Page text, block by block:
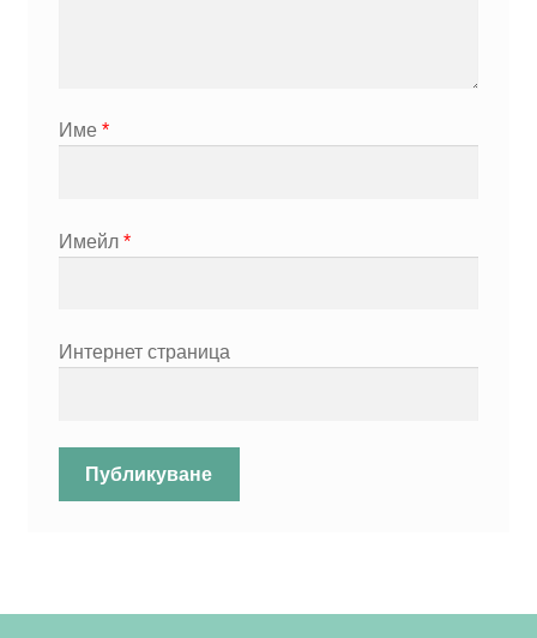
Име *
Имейл *
Интернет страница